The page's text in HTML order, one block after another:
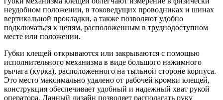
неудобном положении, в токоведущих проводниках и шинах
вертикальной прокладки, а также позволяют удобно
подключаться к цепям, расположенным в труднодоступном
месте или положении.
Губки клещей открываются или закрываются с помощью
исполнительного механизма в виде большого нажимного
рычага (курка), расположенного на тыльной стороне корпуса.
Это место максимально удалено от рабочей кромки клещей,
конструкция обеспечивает удобный и надежный хват рукой
оператора. Данный дизайн позволяет располагать руку